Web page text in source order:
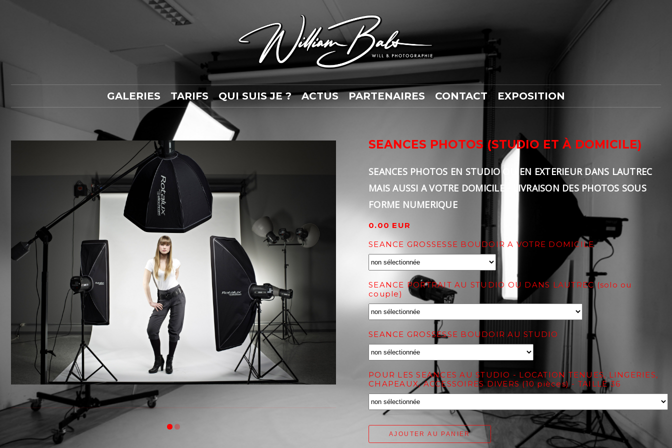
GALERIES TARIFS QUI SUIS JE ? ACTUS PARTENAIRES CONTACT EXPOSITION
SEANCES PHOTOS (STUDIO ET À DOMICILE)
SEANCES PHOTOS EN STUDIO OU EN EXTERIEUR DANS LAUTREC
MAIS AUSSI A VOTRE DOMICILE - LIVRAISON DES PHOTOS SOUS
FORME NUMERIQUE
0.00 EUR
SEANCE GROSSESSE BOUDOIR A VOTRE DOMICILE
SEANCE PORTRAIT AU STUDIO OU DANS LAUTREC (solo ou
couple)
SEANCE GROSSESSE BOUDOIR AU STUDIO
POUR LES SEANCES AU STUDIO - LOCATION TENUES, LINGERIES,
CHAPEAUX, ACCESSOIRES DIVERS (10 pièces) - TAILLE 36
AJOUTER AU PANIER